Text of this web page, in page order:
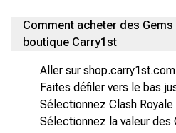
Comment acheter des
boutique Carry1st
Aller sur shop.carry1st.com
Faites défiler vers le bas
Sélectionnez Clash Royale
Sélectionnez la valeur des